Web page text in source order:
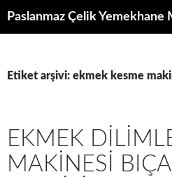
Etiket arşivi: ekmek kesme
EKMEK
MAKINESI